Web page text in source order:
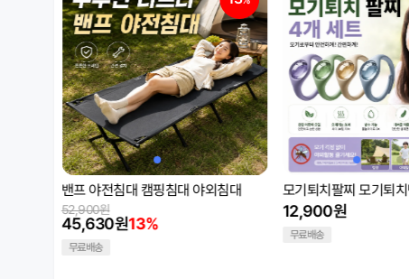
모기퇴치팔찌 모기퇴치밴드 4개세트
12,900원
무료배송
밴프 다용도 화목난로
49,500원
72,900원